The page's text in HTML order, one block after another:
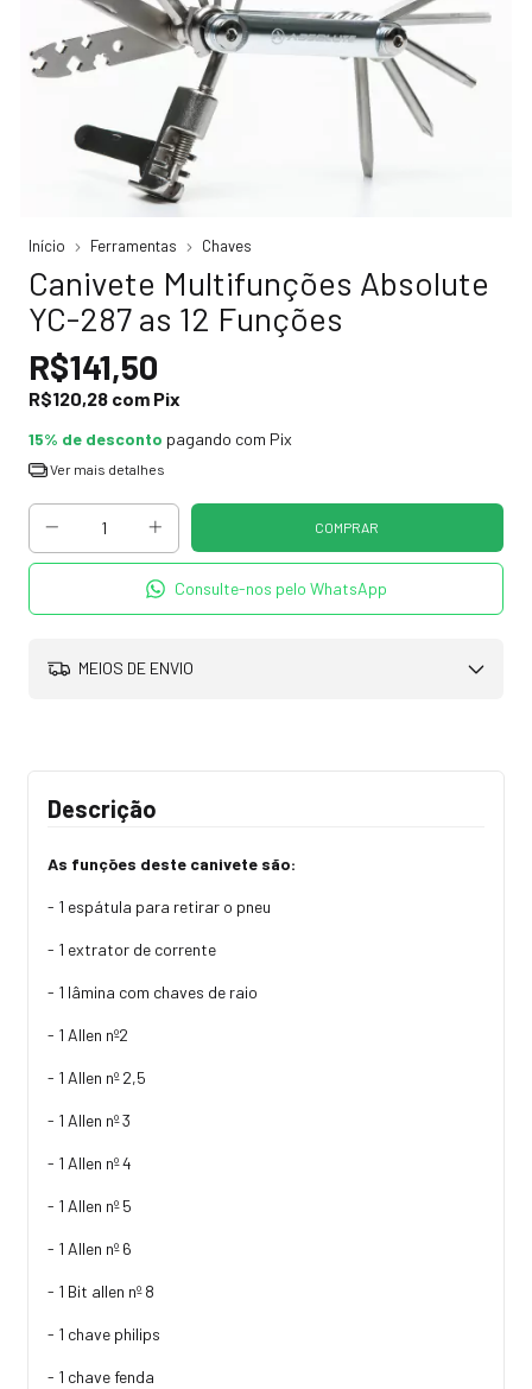
Início Ferramentas Chaves
Canivete Multifunções Absolute
YC-287 as 12 Funções
R$141,50
R$120,28 com Pix
15% de desconto pagando com Pix
Ver mais detalhes
Consulte-nos pelo WhatsApp
MEIOS DE ENVIO
Descrição
As funções deste canivete são:
- 1 espátula para retirar o pneu
- 1 extrator de corrente
- 1 lâmina com chaves de raio
- 1 Allen nº2
- 1 Allen nº 2,5
- 1 Allen nº 3
- 1 Allen nº 4
- 1 Allen nº 5
- 1 Allen nº 6
- 1 Bit allen nº 8
- 1 chave philips
- 1 chave fenda